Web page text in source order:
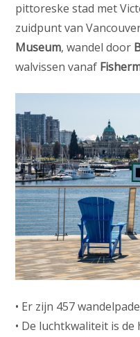
pittoreske stad met
zuidpunt van
Museum, wandel door
walvissen vanaf
• Er zijn 457
• De luchtkwaliteit is